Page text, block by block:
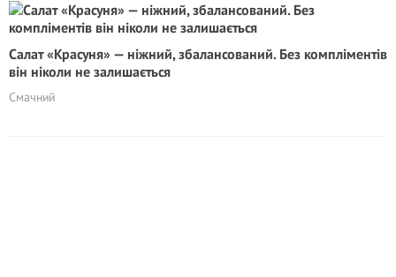
Салат «Красуня» — ніжний, збалансований. Без компліментів
він ніколи не залишається
Смачний